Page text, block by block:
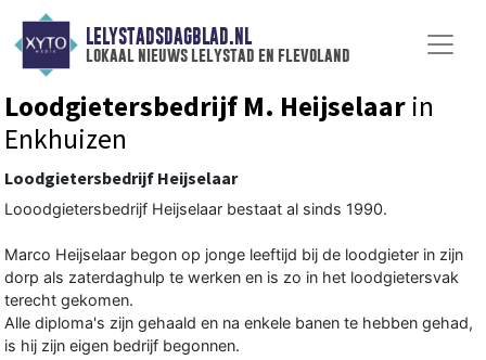
LELYSTADSDAGBLAD.NL
lokaal nieuws lelystad en flevoland
Loodgietersbedrijf M. Heijselaar in
Enkhuizen
Loodgietersbedrijf Heijselaar
Looodgietersbedrijf Heijselaar bestaat al sinds 1990.
Marco Heijselaar begon op jonge leeftijd bij de loodgieter in zijn
dorp als zaterdaghulp te werken en is zo in het loodgietersvak
terecht gekomen.
Alle diploma's zijn gehaald en na enkele banen te hebben gehad,
is hij zijn eigen bedrijf begonnen.